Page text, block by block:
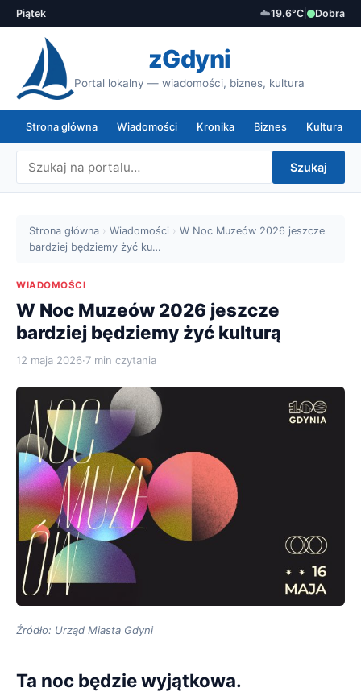
Piątek ☁️19.6°C Dobra
zGdyni
Portal lokalny — wiadomości, biznes, kultura
Strona główna Wiadomości Kronika Biznes Kultura
Szukaj
Strona główna › Wiadomości › W Noc Muzeów 2026 jeszcze
bardziej będziemy żyć ku…
WIADOMOŚCI
W Noc Muzeów 2026 jeszcze
bardziej będziemy żyć kulturą
12 maja 2026·7 min czytania
Źródło: Urząd Miasta Gdyni
Ta noc będzie wyjątkowa.